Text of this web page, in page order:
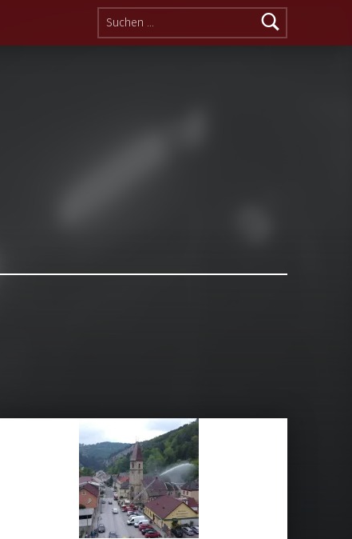
Suchen nach: